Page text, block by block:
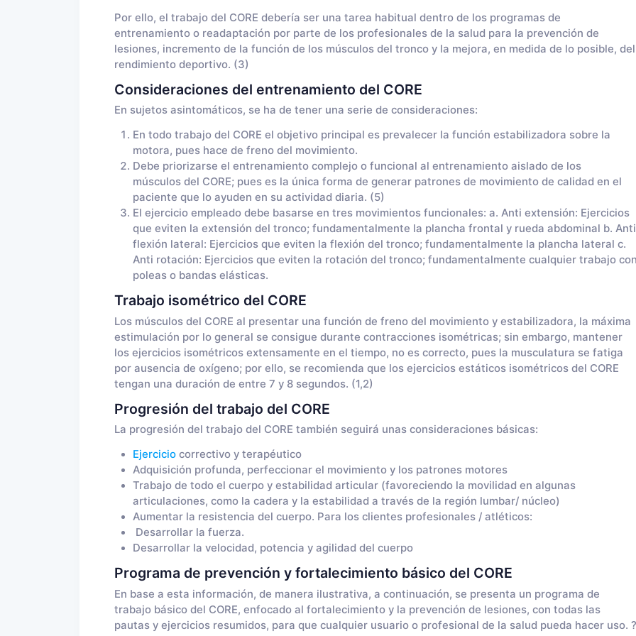
Por ello, el trabajo del CORE debería ser una tarea habitual dentro de los programas de
entrenamiento o readaptación por parte de los profesionales de la salud para la prevención de
lesiones, incremento de la función de los músculos del tronco y la mejora, en medida de lo posible, del
rendimiento deportivo. (3)
Consideraciones del entrenamiento del CORE
En sujetos asintomáticos, se ha de tener una serie de consideraciones:
En todo trabajo del CORE el objetivo principal es prevalecer la función estabilizadora sobre la
motora, pues hace de freno del movimiento.
Debe priorizarse el entrenamiento complejo o funcional al entrenamiento aislado de los
músculos del CORE; pues es la única forma de generar patrones de movimiento de calidad en el
paciente que lo ayuden en su actividad diaria. (5)
El ejercicio empleado debe basarse en tres movimientos funcionales: a. Anti extensión: Ejercicios
que eviten la extensión del tronco; fundamentalmente la plancha frontal y rueda abdominal b. Anti
flexión lateral: Ejercicios que eviten la flexión del tronco; fundamentalmente la plancha lateral c.
Anti rotación: Ejercicios que eviten la rotación del tronco; fundamentalmente cualquier trabajo
poleas o bandas elásticas.
Trabajo isométrico del CORE
Los músculos del CORE al presentar una función de freno del movimiento y estabilizadora, la máxima
estimulación por lo general se consigue durante contracciones isométricas; sin embargo, mantener
los ejercicios isométricos extensamente en el tiempo, no es correcto, pues la musculatura se fatiga
por ausencia de oxígeno; por ello, se recomienda que los ejercicios estáticos isométricos del CORE
tengan una duración de entre 7 y 8 segundos. (1,2)
Progresión del trabajo del CORE
La progresión del trabajo del CORE también seguirá unas consideraciones básicas:
Ejercicio correctivo y terapéutico
Adquisición profunda, perfeccionar el movimiento y los patrones motores
Trabajo de todo el cuerpo y estabilidad articular (favoreciendo la movilidad en algunas
articulaciones, como la cadera y la estabilidad a través de la región lumbar/ núcleo)
Aumentar la resistencia del cuerpo. Para los clientes profesionales / atléticos:
Desarrollar la fuerza.
Desarrollar la velocidad, potencia y agilidad del cuerpo
Programa de prevención y fortalecimiento básico del CORE
En base a esta información, de manera ilustrativa, a continuación, se presenta un programa de
trabajo básico del CORE, enfocado al fortalecimiento y la prevención de lesiones, con todas las
pautas y ejercicios resumidos, para que cualquier usuario o profesional de la salud pueda hacer uso. ?